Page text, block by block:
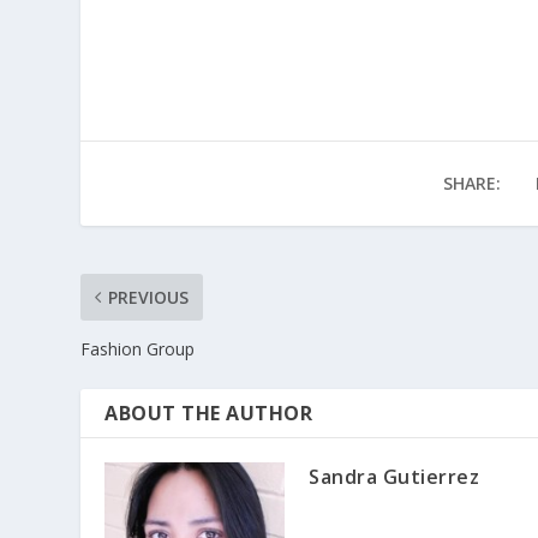
SHARE:
PREVIOUS
Fashion Group
ABOUT THE AUTHOR
Sandra Gutierrez